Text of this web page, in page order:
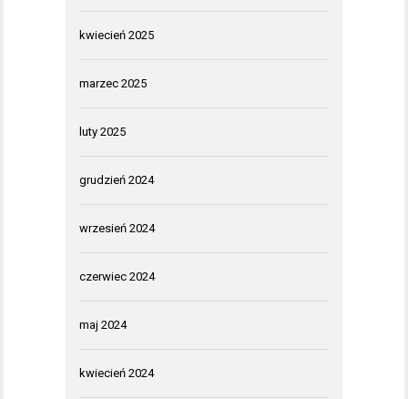
kwiecień 2025
marzec 2025
luty 2025
grudzień 2024
wrzesień 2024
czerwiec 2024
maj 2024
kwiecień 2024